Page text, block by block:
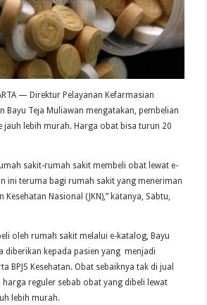
— Direktur Pelayanan Kefarmasian
Bayu Teja Muliawan mengatakan, pembelian
jauh lebih murah. Harga obat bisa turun 20
sakit-rumah sakit membeli obat lewat e-
ini teruma bagi rumah sakit yang meneriman
Kesehatan Nasional (JKN),” katanya, Sabtu,
oleh rumah sakit melalui e-katalog, Bayu
diberikan kepada pasien yang menjadi
BPJS Kesehatan. Obat sebaiknya tak di jual
harga reguler sebab obat yang dibeli lewat
lebih murah.